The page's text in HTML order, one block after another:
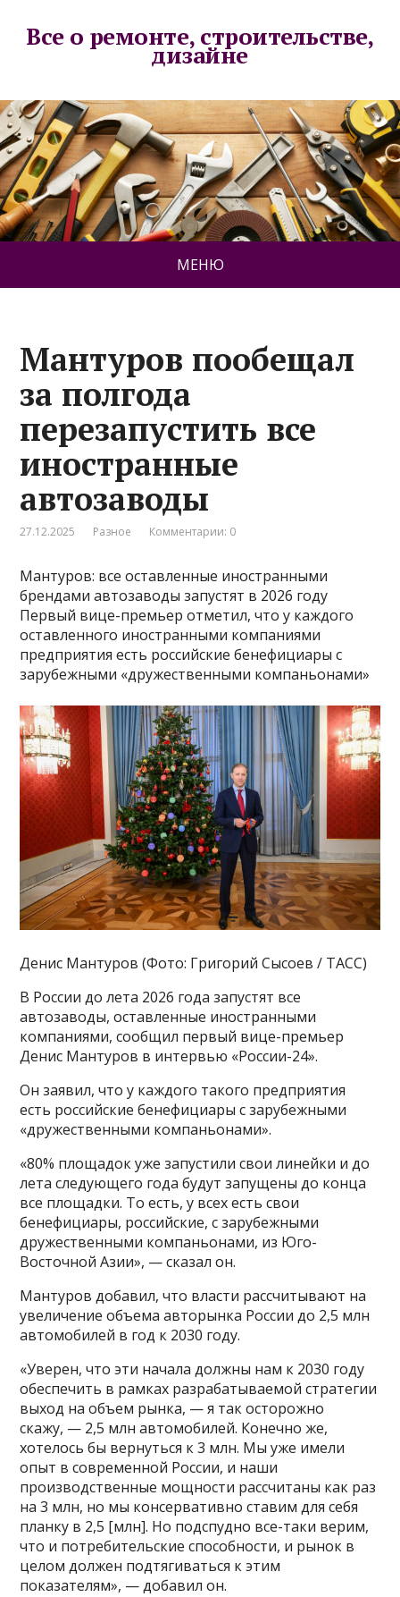
Все о ремонте, строительстве,
дизайне
МЕНЮ
Мантуров пообещал
за полгода
перезапустить все
иностранные
автозаводы
27.12.2025 Разное Комментарии: 0
Мантуров: все оставленные иностранными
брендами автозаводы запустят в 2026 году
Первый вице-премьер отметил, что у каждого
оставленного иностранными компаниями
предприятия есть российские бенефициары с
зарубежными «дружественными компаньонами»
Денис Мантуров (Фото: Григорий Сысоев / ТАСС)
В России до лета 2026 года запустят все
автозаводы, оставленные иностранными
компаниями, сообщил первый вице-премьер
Денис Мантуров в интервью «России-24».
Он заявил, что у каждого такого предприятия
есть российские бенефициары с зарубежными
«дружественными компаньонами».
«80% площадок уже запустили свои линейки и до
лета следующего года будут запущены до конца
все площадки. То есть, у всех есть свои
бенефициары, российские, с зарубежными
дружественными компаньонами, из Юго-
Восточной Азии», — сказал он.
Мантуров добавил, что власти рассчитывают на
увеличение объема авторынка России до 2,5 млн
автомобилей в год к 2030 году.
«Уверен, что эти начала должны нам к 2030 году
обеспечить в рамках разрабатываемой стратегии
выход на объем рынка, — я так осторожно
скажу, — 2,5 млн автомобилей. Конечно же,
хотелось бы вернуться к 3 млн. Мы уже имели
опыт в современной России, и наши
производственные мощности рассчитаны как раз
на 3 млн, но мы консервативно ставим для себя
планку в 2,5 [млн]. Но подспудно все-таки верим,
что и потребительские способности, и рынок в
целом должен подтягиваться к этим
показателям», — добавил он.